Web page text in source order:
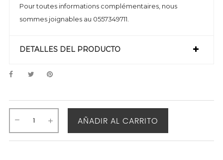
Pour toutes informations complémentaires, nous
sommes joignables au 0557349711.
DETALLES DEL PRODUCTO
AÑADIR AL CARRITO